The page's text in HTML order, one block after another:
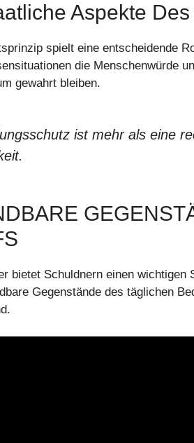
Aspekte
spielt eine entscheidende
die Menschenwürde
gewahrt bleiben.
ist mehr als eine
bietet Schuldnern einen
Gegenstände des täglichen